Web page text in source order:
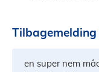
en super nem